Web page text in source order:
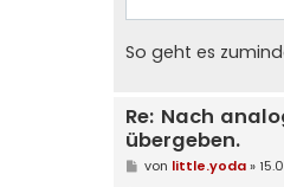
So geht es
Re: Nach
übergeben.
Bvon little.yoda»